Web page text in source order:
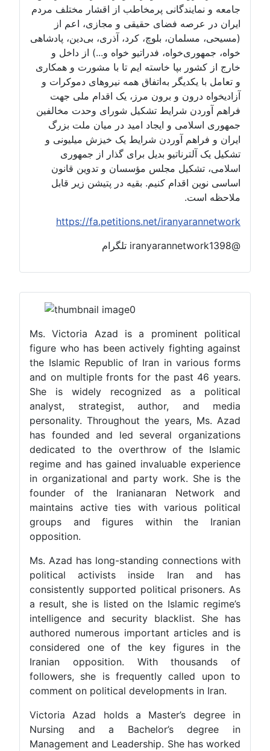
Ms. Victoria Azad is a prominent political
figure who has been actively fighting against
the Islamic Republic of Iran in various forms
and on multiple fronts for the past 46 years.
She is widely recognized as a political
analyst, strategist, author, and media
personality. Throughout the years, Ms. Azad
has founded and led several organizations
dedicated to the overthrow of the Islamic
regime and has gained invaluable experience
in organizational and party work. She is the
founder of the Iranianaran Network and
maintains active ties with various political
groups and figures within the Iranian
opposition.
Ms. Azad has long-standing connections with
political activists inside Iran and has
consistently supported political prisoners. As
a result, she is listed on the Islamic regime’s
intelligence and security blacklist. She has
authored numerous important articles and is
considered one of the key figures in the
Iranian opposition. With thousands of
followers, she is frequently called upon to
comment on political developments in Iran.
Victoria Azad holds a Master’s degree in
Nursing and a Bachelor’s degree in
Management and Leadership. She has worked
جامعه و نمایندگانی پرمخاطب از اقشار مختلف مردم
ایران در عرصه فضای حقیقی و مجازی، اعم از
(مسیحی، مسلمان، بلوچ، کرد، آذری، بی‌دین، پادشاهی
خواه، جمهوری‌خواه، فدراتیو خواه و...) از داخل و
خارج از کشور بپا خاسته ایم تا با مشورت و همکاری
و تعامل با یکدیگر به‌اتفاق همه نیروهای دموکرات و
آزادیخواه درون و برون مرز، یک اقدام ملی جهت
فراهم آوردن شرایط تشکیل شورای وحدت مخالفین
جمهوری اسلامی و ایجاد امید در میان ملت بزرگ
ایران و فراهم آوردن شرایط یک خیزش میلیونی و
تشکیل یک آلترناتیو بدیل برای گذار از جمهوری
اسلامی، تشکیل مجلس مؤسسان و تدوین قانون
اساسی نوین اقدام کنیم. بقیه در پتیشن زیر قابل
ملاحظه است.
https://fa.petitions.net/iranyarannetwork
@iranyarannetwork1398 تلگرام